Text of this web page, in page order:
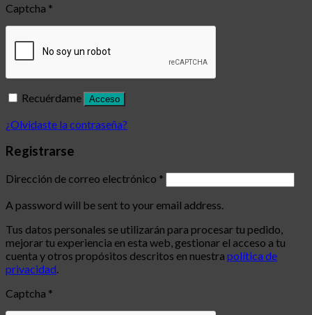
Captcha *
Recuérdame Acceso
¿Olvidaste la contraseña?
Registrarse
Dirección de correo electrónico *
A password will be sent to your email address.
Tus datos personales se utilizarán para procesar tu pedido,
mejorar tu experiencia en esta web, gestionar el acceso a tu
cuenta y otros propósitos descritos en nuestra política de
privacidad.
Captcha *